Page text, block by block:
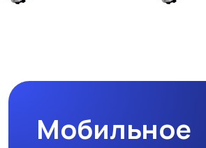
Мобильное